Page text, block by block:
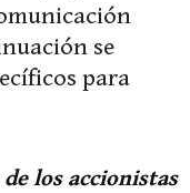
se
para
los accionistas